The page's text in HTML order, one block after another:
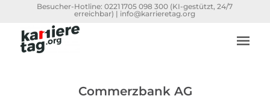
Besucher-Hotline:0221 1705 098 300 (KI-gestützt, 24/7
erreichbar) | info@karrieretag.org
Commerzbank AG